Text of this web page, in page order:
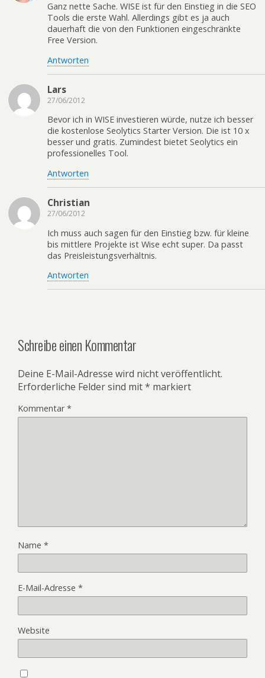
Ganz nette Sache. WISE ist für den Einstieg in die SEO
Tools die erste Wahl. Allerdings gibt es ja auch
dauerhaft die von den Funktionen eingeschränkte
Free Version.
Antworten
Lars
27/06/2012
Bevor ich in WISE investieren würde, nutze ich besser
die kostenlose Seolytics Starter Version. Die ist 10 x
besser und gratis. Zumindest bietet Seolytics ein
professionelles Tool.
Antworten
Christian
27/06/2012
Ich muss auch sagen für den Einstieg bzw. für kleine
bis mittlere Projekte ist Wise echt super. Da passt
das Preisleistungsverhältnis.
Antworten
Schreibe einen Kommentar
Deine E-Mail-Adresse wird nicht veröffentlicht.
Erforderliche Felder sind mit* markiert
Kommentar*
Name *
E-Mail-Adresse *
Website